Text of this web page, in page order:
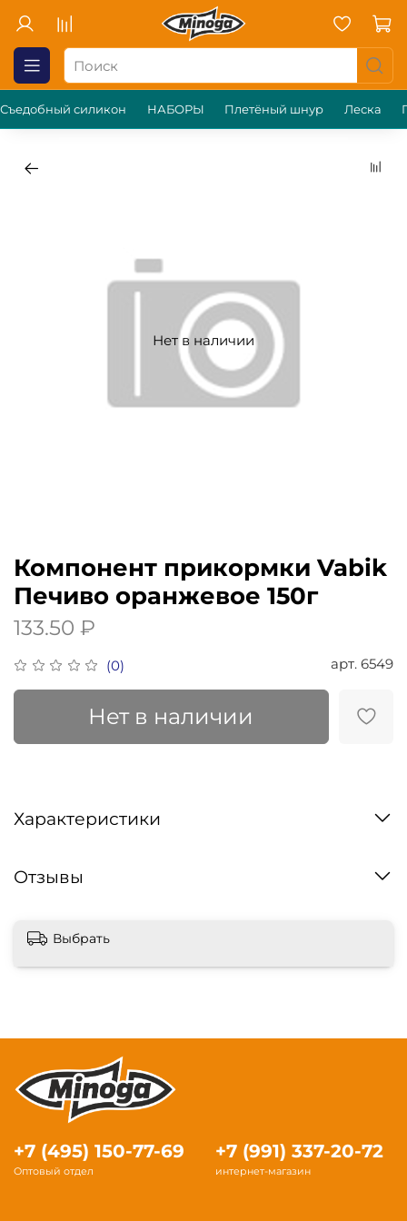
Съедобный силикон НАБОРЫ Плетёный шнур Леска
Нет в наличии
(0) арт. 6549
Компонент прикормки Vabik
Печиво оранжевое 150г
133.50 ₽
Нет в наличии
Характеристики
Отзывы
Выбрать
+7 (495) 150-77-69
Оптовый отдел
+7 (991) 337-20-72
интернет-магазин